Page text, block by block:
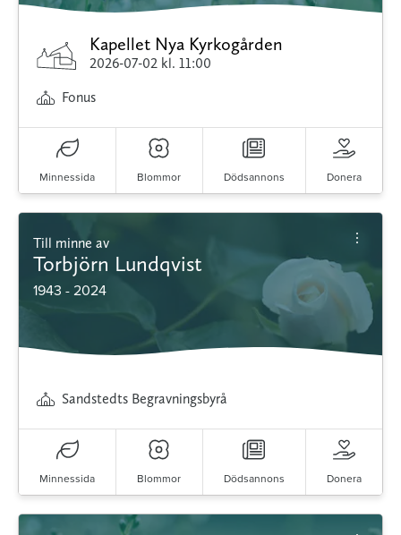
Kapellet Nya Kyrkogården
2026-07-02 kl. 11:00
Fonus
Minnessida Blommor Dödsannons Donera
Till minne av
Torbjörn Lundqvist
1943 - 2024
Sandstedts Begravningsbyrå
Minnessida Blommor Dödsannons Donera